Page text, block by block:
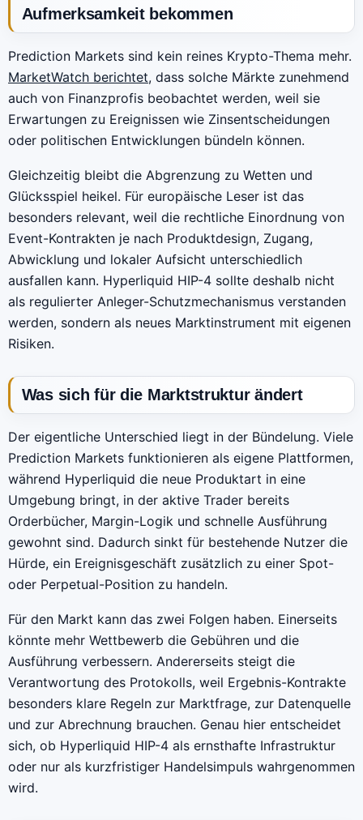
Aufmerksamkeit bekommen
Prediction Markets sind kein reines Krypto-Thema mehr.
MarketWatch berichtet, dass solche Märkte zunehmend
auch von Finanzprofis beobachtet werden, weil sie
Erwartungen zu Ereignissen wie Zinsentscheidungen
oder politischen Entwicklungen bündeln können.
Gleichzeitig bleibt die Abgrenzung zu Wetten und
Glücksspiel heikel. Für europäische Leser ist das
besonders relevant, weil die rechtliche Einordnung von
Event-Kontrakten je nach Produktdesign, Zugang,
Abwicklung und lokaler Aufsicht unterschiedlich
ausfallen kann. Hyperliquid HIP-4 sollte deshalb nicht
als regulierter Anleger-Schutzmechanismus verstanden
werden, sondern als neues Marktinstrument mit eigenen
Risiken.
Was sich für die Marktstruktur ändert
Der eigentliche Unterschied liegt in der Bündelung. Viele
Prediction Markets funktionieren als eigene Plattformen,
während Hyperliquid die neue Produktart in eine
Umgebung bringt, in der aktive Trader bereits
Orderbücher, Margin-Logik und schnelle Ausführung
gewohnt sind. Dadurch sinkt für bestehende Nutzer die
Hürde, ein Ereignisgeschäft zusätzlich zu einer Spot-
oder Perpetual-Position zu handeln.
Für den Markt kann das zwei Folgen haben. Einerseits
könnte mehr Wettbewerb die Gebühren und die
Ausführung verbessern. Andererseits steigt die
Verantwortung des Protokolls, weil Ergebnis-Kontrakte
besonders klare Regeln zur Marktfrage, zur Datenquelle
und zur Abrechnung brauchen. Genau hier entscheidet
sich, ob Hyperliquid HIP-4 als ernsthafte Infrastruktur
oder nur als kurzfristiger Handelsimpuls wahrgenommen
wird.